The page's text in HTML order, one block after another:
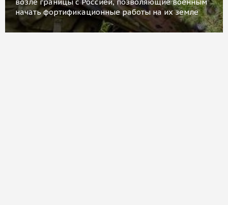
возле границы с Россией, позволяющие военным
начать фортификационные работы на их земле